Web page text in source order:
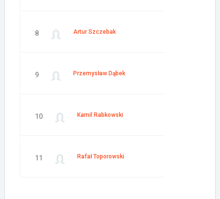
8 Artur Szczebak
9 Przemysław Dąbek
10 Kamil Rabkowski
11 Rafał Toporowski